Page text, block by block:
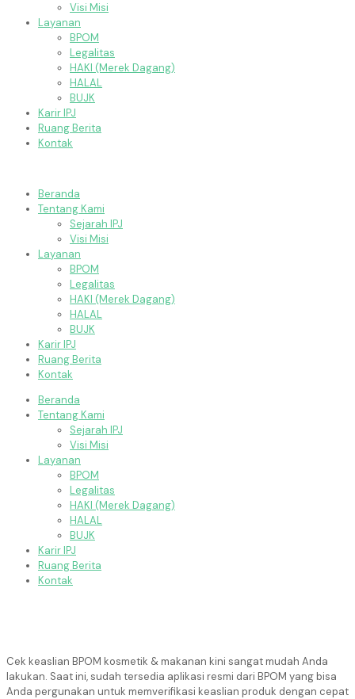
Visi Misi
Layanan
BPOM
Legalitas
HAKI (Merek Dagang)
HALAL
BUJK
Karir IPJ
Ruang Berita
Kontak
Beranda
Tentang Kami
Sejarah IPJ
Visi Misi
Layanan
BPOM
Legalitas
HAKI (Merek Dagang)
HALAL
BUJK
Karir IPJ
Ruang Berita
Kontak
Beranda
Tentang Kami
Sejarah IPJ
Visi Misi
Layanan
BPOM
Legalitas
HAKI (Merek Dagang)
HALAL
BUJK
Karir IPJ
Ruang Berita
Kontak
Cek keaslian BPOM kosmetik & makanan kini sangat mudah Anda
lakukan. Saat ini, sudah tersedia aplikasi resmi dari BPOM yang bisa
Anda pergunakan untuk memverifikasi keaslian produk dengan cepat